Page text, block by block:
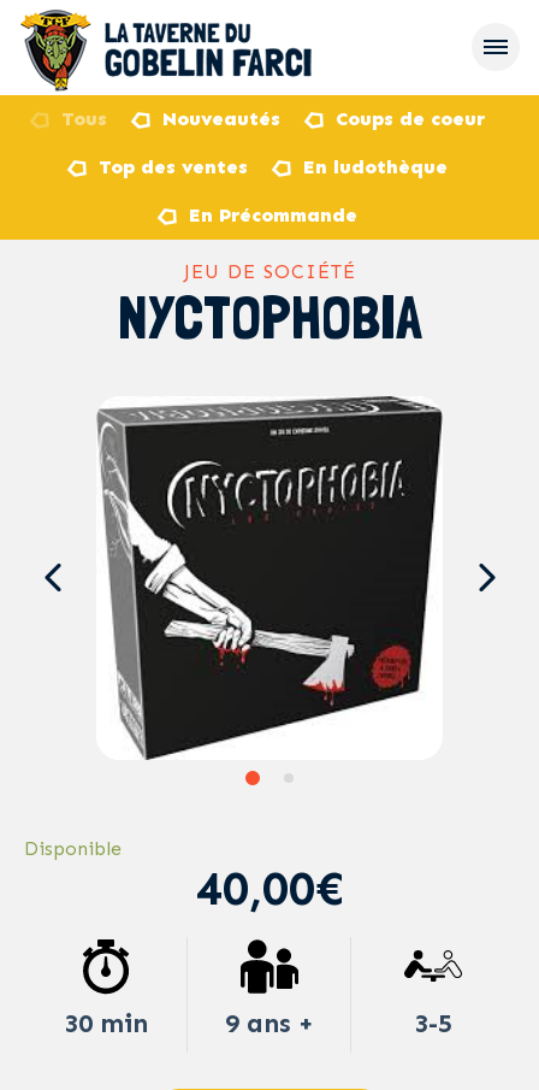
Tous Nouveautés Coups de coeur
Top des ventes En ludothèque
En Précommande
JEU DE SOCIÉTÉ
NYCTOPHOBIA
Disponible
40,00€
30 min 9 ans + 3-5